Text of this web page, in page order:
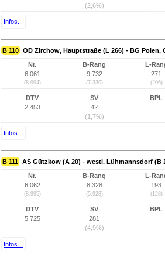
(2,6%)
Infos...
B 110 OD Zirchow, Hauptstraße (L 266) - BG Polen,
Nr.
6.061
(8.994)
B-Rang
9.732
(7.330)
L-
271
(206)
DTV
2.453
SV
42
(1,7%)
BPL
Infos...
B 111 AS Gützkow (A 20) - westl. Lühmannsdorf (B
Nr.
6.062
(8.995)
B-Rang
8.328
(5.928)
L-
193
(128)
DTV
5.725
SV
281
(4,9%)
BPL
Infos...